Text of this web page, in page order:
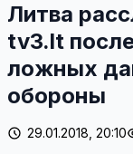
Литва
tv3.lt
ложных
обороны
29.01.2018, 20:10